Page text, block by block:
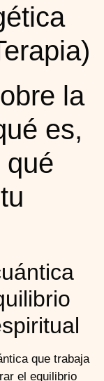
la
es,
qué
que trabaja
el equilibrio